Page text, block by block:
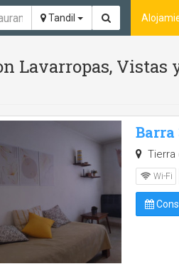
Tandil
Lavarropas,
Barra
Tierra
Wi-Fi